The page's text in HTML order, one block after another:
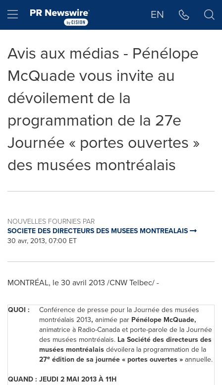
Hamburger menu EN
Avis aux médias - Pénélope
McQuade vous invite au
dévoilement de la
programmation de la 27e
Journée « portes ouvertes »
des musées montréalais
NOUVELLES FOURNIES PAR
SOCIETE DES DIRECTEURS DES MUSEES MONTREALAIS
30 avr, 2013, 07:00 ET
MONTRÉAL, le 30 avril 2013 /CNW Telbec/ -
QUOI :
Conférence de presse pour la Journée des musées
montréalais 2013, animée par Pénélope McQuade,
animatrice à Radio-Canada et porte-parole de la Journée
des musées montréalais. La Société des directeurs des
musées montréalaisdévoilera la programmation de la
27e édition de sa journée « portes ouvertes »annuelle.
QUAND : JEUDI 2 MAI 2013 À 11H